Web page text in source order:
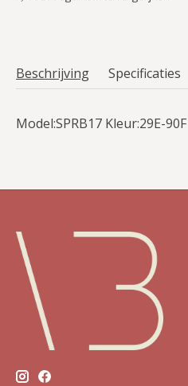
Beschrijving Specificaties
Model:SPRB17 Kleur:29E-